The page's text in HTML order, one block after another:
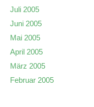
Juli 2005
Juni 2005
Mai 2005
April 2005
März 2005
Februar 2005